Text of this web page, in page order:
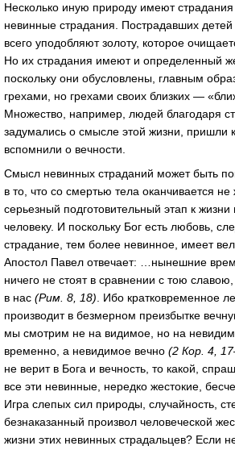
Несколько иную природу имеют
невинные страдания. Пострадавших
всего уподобляют золоту, которое
Но их страдания имеют и определенный
поскольку они обусловлены, главным
грехами, но грехами своих близких —
Множество, например, людей благодаря
задумались о смысле этой жизни, пришли
вспомнили о вечности.
Смысл невинных страданий может быть
в то, что со смертью тела оканчивается
серьезный подготовительный этап к жизни
человеку. И поскольку Бог есть любовь,
страдание, тем более невинное, имеет
Апостол Павел отвечает: …нынешние
ничего не стоят в сравнении с тою славою,
в нас (Рим. 8, 18) . Ибо кратковременное
производит в безмерном преизбытке
мы смотрим не на видимое, но на
временно, а невидимое вечно (2 Кор. 4,
не верит в Бога и вечность, то какой,
все эти невинные, нередко жестокие,
Игра слепых сил природы, случайность,
безнаказанный произвол человеческой
жизни этих невинных страдальцев? Если